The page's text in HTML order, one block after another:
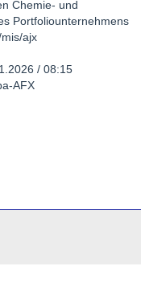
Chemie- und
Portfoliounternehmens
ajx
/ 08:15
AFX